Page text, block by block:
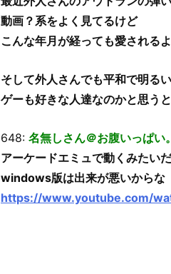
動画？系をよく見てるけど
こんな年月が経っても愛される
そして外人さんでも平和で明る
ゲーも好きな人達なのかと思う
648: 名無しさん＠お腹いっぱい。
アーケードエミュで動くみたい
windows版は出来が悪いからな
https://www.youtube.com/